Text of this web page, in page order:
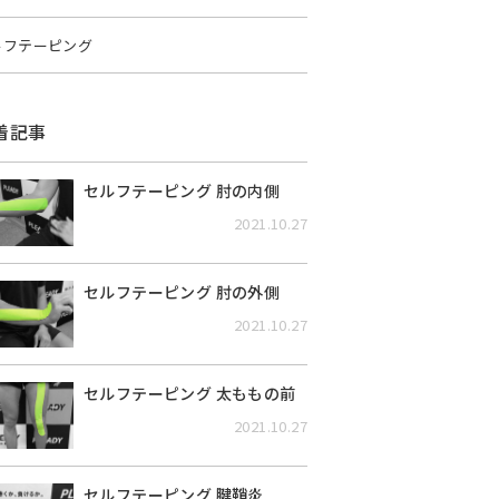
テーピング
記事
セルフテーピング 肘の内側
2021.10.27
セルフテーピング 肘の外側
2021.10.27
セルフテーピング 太ももの前
2021.10.27
セルフテーピング 腱鞘炎